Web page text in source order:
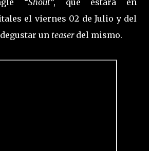
el viernes 02 de Julio y del
un teaser del mismo.